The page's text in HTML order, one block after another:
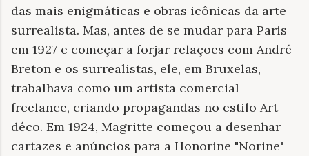
das mais enigmáticas e obras icônicas da arte
surrealista. Mas, antes de se mudar para Paris
em 1927 e começar a forjar relações com André
Breton e os surrealistas, ele, em Bruxelas,
trabalhava como um artista comercial
freelance, criando propagandas no estilo Art
déco. Em 1924, Magritte começou a desenhar
cartazes e anúncios para a Honorine "Norine"